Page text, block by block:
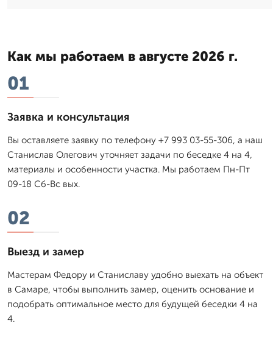
Как мы работаем в августе 2026 г.
01
Заявка и консультация
Вы оставляете заявку по телефону +7 993 03-55-306, а наш
Станислав Олегович уточняет задачи по беседке 4 на 4,
материалы и особенности участка. Мы работаем Пн-Пт
09-18 Сб-Вс вых.
02
Выезд и замер
Мастерам Федору и Станиславу удобно выехать на объект
в Самаре, чтобы выполнить замер, оценить основание и
подобрать оптимальное место для будущей беседки 4 на
4.